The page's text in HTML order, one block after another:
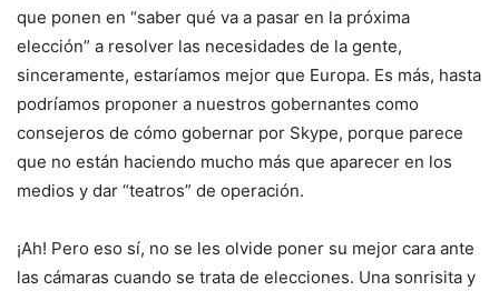
que ponen en “saber qué va a pasar en la próxima
elección” a resolver las necesidades de la gente,
sinceramente, estaríamos mejor que Europa. Es más, hasta
podríamos proponer a nuestros gobernantes como
consejeros de cómo gobernar por Skype, porque parece
que no están haciendo mucho más que aparecer en los
medios y dar “teatros” de operación.
¡Ah! Pero eso sí, no se les olvide poner su mejor cara ante
las cámaras cuando se trata de elecciones. Una sonrisita y